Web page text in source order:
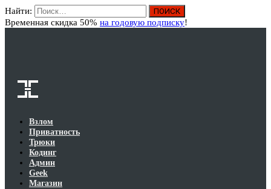
Найти:
Временная скидка 50% на годовую подписку!
Взлом
Приватность
Трюки
Кодинг
Админ
Geek
Магазин